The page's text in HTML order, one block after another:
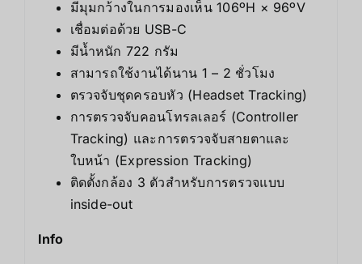
มีมุมกว้างในการมองเห็น 106ºH × 96ºV
เชื่อมต่อด้วย USB-C
มีน้ำหนัก 722 กรัม
สามารถใช้งานได้นาน 1 – 2 ชั่วโมง
ตรวจจับชุดครอบหัว (Headset Tracking)
การตรวจจับคอนโทรลเลอร์ (Controller
Tracking) และการตรวจจับสายตาและ
ใบหน้า (Expression Tracking)
ติดตั้งกล้อง 3 ตัวสำหรับการตรวจแบบ
inside-out
Info